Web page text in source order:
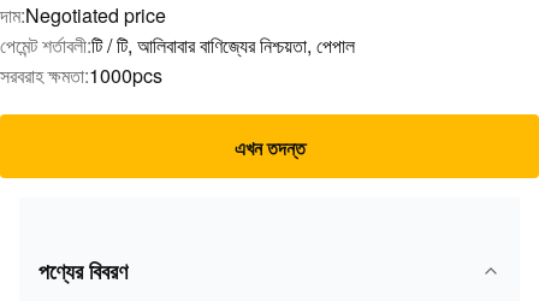
দাম:Negotiated price
পেমেন্ট শর্তাবলী:টি / টি, আলিবাবার বাণিজ্যের নিশ্চয়তা, পেপাল
সরবরাহ ক্ষমতা:1000pcs
এখন তদন্ত
পণ্যের বিবরণ